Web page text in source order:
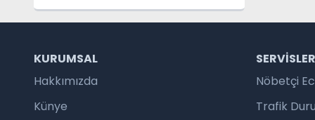
KURUMSAL
Hakkımızda
Künye
SERVISLER
Nöbetçi
Trafik